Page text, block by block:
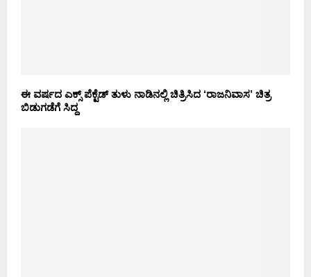
ಈ ವರ್ಷದ ಎಕ್ಸ್ ಪೆಕ್ಟೆಡ್ ತುಳು ನಾಡಿನಲ್ಲಿ ಚಿತ್ರಿಸಿದ ‘ರಾಜನಿವಾಸ’ ಚಿತ್ರ
ಬಿಡುಗಡೆಗೆ ಸಿದ್ದ